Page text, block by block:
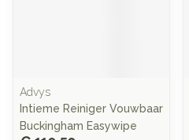
Advys
Intieme Reiniger Vouwbaar
Buckingham Easywipe